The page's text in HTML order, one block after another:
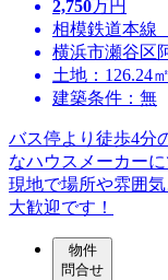
2,750万円
相模鉄道本
横浜市瀬谷区
土地：126.24㎡
建築条件：無
バス停より徒歩4分
なハウスメーカー
現地で場所や雰囲
大歓迎です！
物件
問合せ